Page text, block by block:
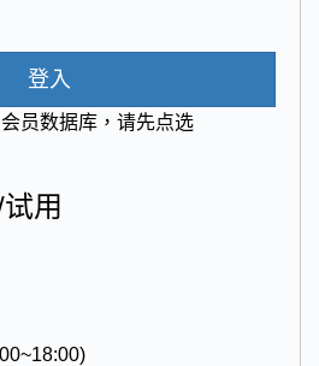
登入
员数据库，请先点选
用